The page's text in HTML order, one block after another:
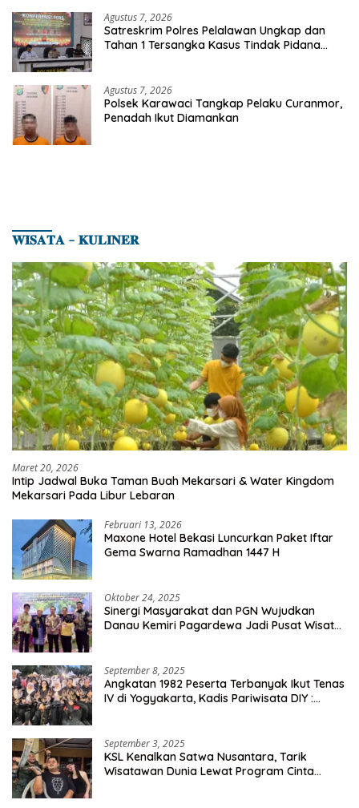
Agustus 7, 2026
Satreskrim Polres Pelalawan Ungkap dan
Tahan 1 Tersangka Kasus Tindak Pidana
Agustus 7, 2026
Polsek Karawaci Tangkap Pelaku Curanmor,
Penadah Ikut Diamankan
𝐖𝐈𝐒𝐀𝐓𝐀 – 𝐊𝐔𝐋𝐈𝐍𝐄𝐑
Maret 20, 2026
Intip Jadwal Buka Taman Buah Mekarsari & Water Kingdom
Mekarsari Pada Libur Lebaran
Februari 13, 2026
Maxone Hotel Bekasi Luncurkan Paket Iftar
Gema Swarna Ramadhan 1447 H
Oktober 24, 2025
Sinergi Masyarakat dan PGN Wujudkan
Danau Kemiri Pagardewa Jadi Pusat Wisata
September 8, 2025
Angkatan 1982 Peserta Terbanyak Ikut Tenas
IV di Yogyakarta, Kadis Pariwisata DIY :
September 3, 2025
KSL Kenalkan Satwa Nusantara, Tarik
Wisatawan Dunia Lewat Program Cinta